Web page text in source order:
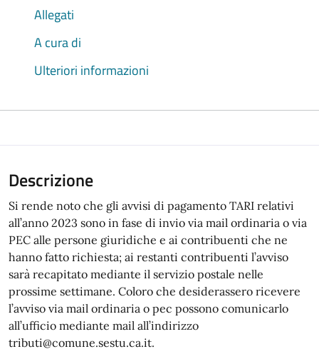
Allegati
A cura di
Ulteriori informazioni
Descrizione
Si rende noto che gli avvisi di pagamento TARI relativi
all’anno 2023 sono in fase di invio via mail ordinaria o via
PEC alle persone giuridiche e ai contribuenti che ne
hanno fatto richiesta; ai restanti contribuenti l’avviso
sarà recapitato mediante il servizio postale nelle
prossime settimane. Coloro che desiderassero ricevere
l’avviso via mail ordinaria o pec possono comunicarlo
all’ufficio mediante mail all’indirizzo
tributi@comune.sestu.ca.it.